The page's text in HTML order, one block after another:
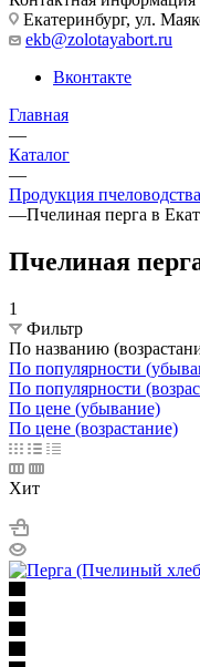
Екатеринбург, ул.
ekb@zolotayabort.ru
Вконтакте
Главная
—
Каталог
—
Продукция
—Пчелиная перга в
Пчелиная
1
Фильтр
По названию
По популярности
По популярности
По цене (убывание)
По цене (возрастание)
Хит